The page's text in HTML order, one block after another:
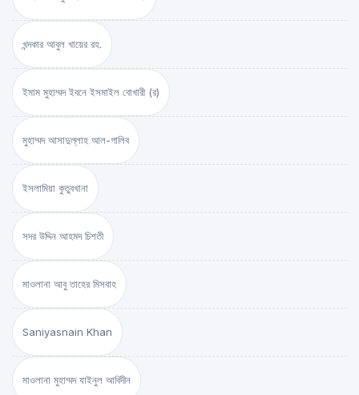
খন্দকার আবুল খায়ের রহ.
ইমাম মুহাম্মদ ইবনে ইসমাইল বোখারী (র)
মুহাম্মদ আসাদুল্লাহ আল-গালিব
ইসলামিয়া কুতুবখানা
সদর উদ্দিন আহমদ চিশতী
মাওলানা আবু তাহের মিসবাহ
Saniyasnain Khan
মাওলানা মুহাম্মদ যাইনুল আবিদীন